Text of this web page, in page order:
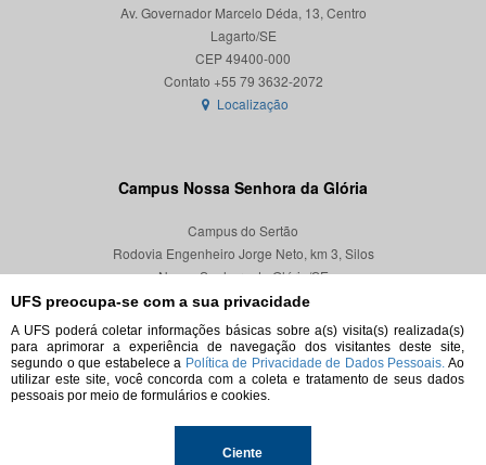
UFS preocupa-se com a sua privacidade
A UFS poderá coletar informações básicas sobre a(s) visita(s) realizada(s)
para aprimorar a experiência de navegação dos visitantes deste site,
segundo o que estabelece a Política de Privacidade de Dados Pessoais. Ao
utilizar este site, você concorda com a coleta e tratamento de seus dados
pessoais por meio de formulários e cookies.
Ciente
Av. Governador Marcelo Déda, 13, Centro
Lagarto/SE
CEP 49400-000
Localização
Campus Nossa Senhora da Glória
Campus do Sertão
Rodovia Engenheiro Jorge Neto, km 3, Silos
Nossa Senhora da Glória/SE
CEP 49680-000
Localização
© 2026. Todos os direitos reservados.